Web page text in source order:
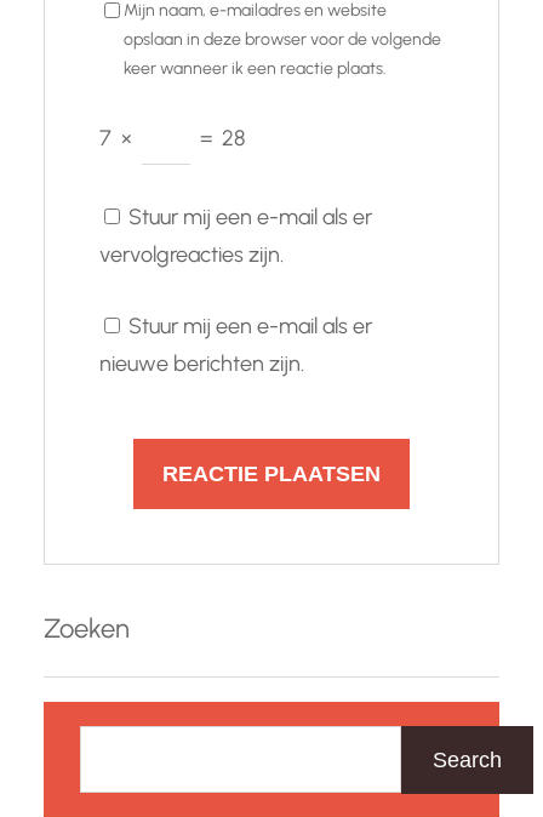
Mijn naam, e-mailadres en website
opslaan in deze browser voor de volgende
keer wanneer ik een reactie plaats.
7 × = 28
Stuur mij een e-mail als er
vervolgreacties zijn.
Stuur mij een e-mail als er
nieuwe berichten zijn.
Zoeken
Search